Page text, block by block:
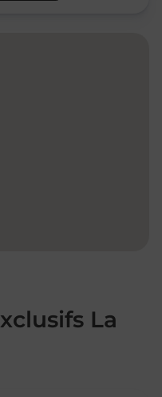
carte
La